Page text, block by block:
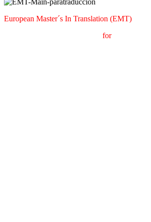
European Master´s In Translation (EMT)
forInternational